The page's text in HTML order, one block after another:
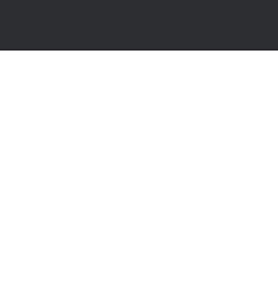
görünümü değiştir